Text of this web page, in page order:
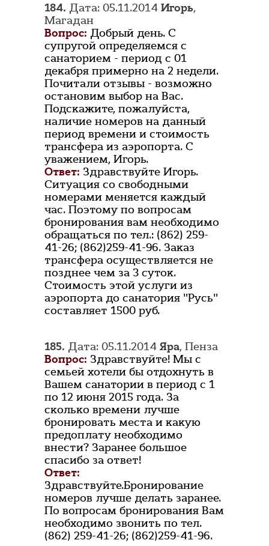
184. Дата: 05.11.2014 Игорь,
Магадан
Вопрос: Добрый день. С
супругой определяемся с
санаторием - период с 01
декабря примерно на 2 недели.
Почитали отзывы - возможно
остановим выбор на Вас.
Подскажите, пожалуйста,
наличие номеров на данный
период времени и стоимость
трансфера из аэропорта. С
уважением, Игорь.
Ответ: Здравствуйте Игорь.
Ситуация со свободными
номерами меняется каждый
час. Поэтому по вопросам
бронирования вам необходимо
обращаться по тел.: (862) 259-
41-26; (862)259-41-96. Заказ
трансфера осуществляется не
позднее чем за 3 суток.
Стоимость этой услуги из
аэропорта до санатория "Русь"
составляет 1500 руб.
185. Дата: 05.11.2014 Яра, Пенза
Вопрос: Здравствуйте! Мы с
семьей хотели бы отдохнуть в
Вашем санатории в период с 1
по 12 июня 2015 года. За
сколько времени лучше
бронировать места и какую
предоплату необходимо
внести? Заранее большое
спасибо за ответ!
Ответ:
Здравствуйте.Бронирование
номеров лучше делать заранее.
По вопросам бронирования Вам
необходимо звонить по тел.
(862) 259-41-26; (862)259-41-96.